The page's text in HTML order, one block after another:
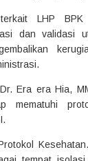
terkait LHP
dan validasi
Era era Hia,
mematuhi